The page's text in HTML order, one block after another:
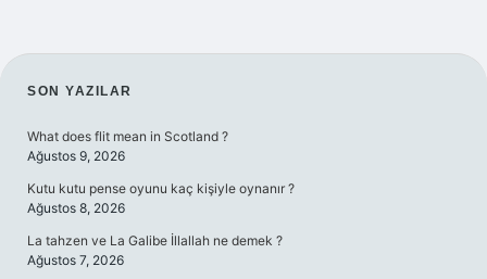
SIDEBAR
SON YAZILAR
What does flit mean in Scotland ?
Ağustos 9, 2026
Kutu kutu pense oyunu kaç kişiyle oynanır ?
Ağustos 8, 2026
La tahzen ve La Galibe İllallah ne demek ?
Ağustos 7, 2026